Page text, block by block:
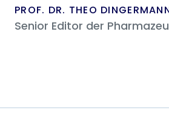
PROF. DR. THEO
Senior Editor der